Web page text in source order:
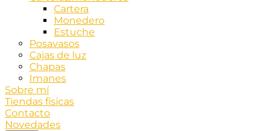
Cartera
Monedero
Estuche
Posavasos
Cajas de luz
Chapas
Imanes
Sobre mí
Tiendas físicas
Contacto
Novedades